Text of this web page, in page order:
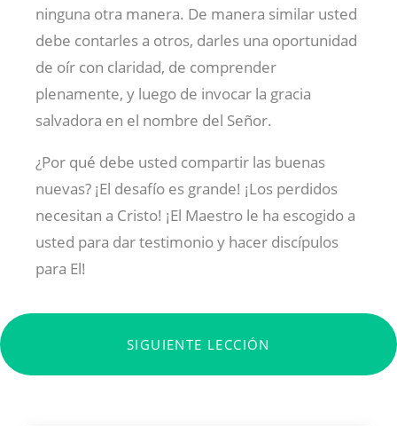
ninguna otra manera. De manera similar usted
debe contarles a otros, darles una oportunidad
de oír con claridad, de comprender
plenamente, y luego de invocar la gracia
salvadora en el nombre del Señor.
¿Por qué debe usted compartir las buenas
nuevas? ¡El desafío es grande! ¡Los perdidos
necesitan a Cristo! ¡El Maestro le ha escogido a
usted para dar testimonio y hacer discípulos
para El!
SIGUIENTE LECCIÓN